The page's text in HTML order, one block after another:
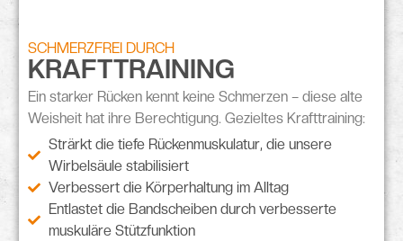
SCHMERZFREI DURCH
KRAFTTRAINING
Ein starker Rücken kennt keine Schmerzen – diese alte
Weisheit hat ihre Berechtigung. Gezieltes Krafttraining:
Strärkt die tiefe Rückenmuskulatur, die unsere
Wirbelsäule stabilisiert
Verbessert die Körperhaltung im Alltag
Entlastet die Bandscheiben durch verbesserte
muskuläre Stützfunktion